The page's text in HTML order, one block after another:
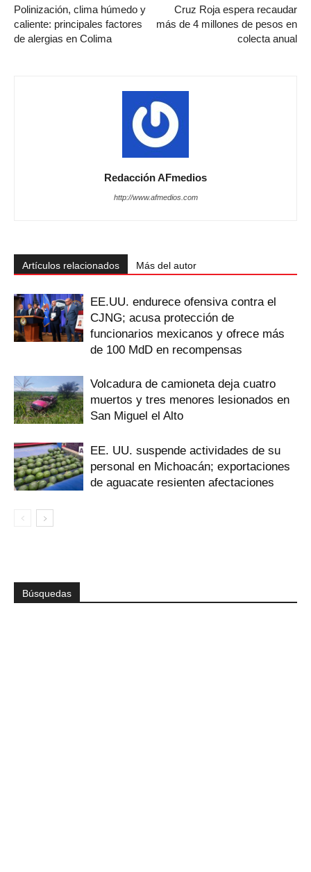
Polinización, clima húmedo y
caliente: principales factores
de alergias en Colima
Cruz Roja espera recaudar
más de 4 millones de pesos en
colecta anual
Redacción AFmedios
http://www.afmedios.com
Artículos relacionados Más del autor
EE.UU. endurece ofensiva contra el
CJNG; acusa protección de
funcionarios mexicanos y ofrece más
de 100 MdD en recompensas
Volcadura de camioneta deja cuatro
muertos y tres menores lesionados en
San Miguel el Alto
EE. UU. suspende actividades de su
personal en Michoacán; exportaciones
de aguacate resienten afectaciones
Búsquedas